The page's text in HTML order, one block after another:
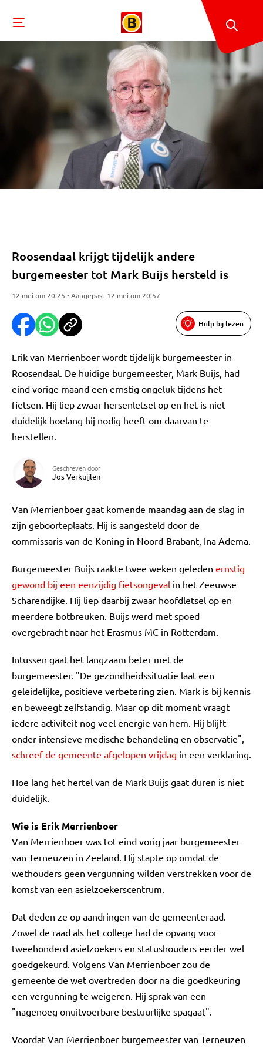
Roosendaal krijgt tijdelijk andere
burgemeester tot Mark Buijs hersteld is
12 mei om 20:25 • Aangepast 12 mei om 20:57
Hulp bij lezen
Erik van Merrienboer wordt tijdelijk burgemeester in
Roosendaal. De huidige burgemeester, Mark Buijs, had
eind vorige maand een ernstig ongeluk tijdens het
fietsen. Hij liep zwaar hersenletsel op en het is niet
duidelijk hoelang hij nodig heeft om daarvan te
herstellen.
Geschreven door
Jos Verkuijlen
Van Merrienboer gaat komende maandag aan de slag in
zijn geboorteplaats. Hij is aangesteld door de
commissaris van de Koning in Noord-Brabant, Ina Adema.
Burgemeester Buijs raakte twee weken geleden ernstig
gewond bij een eenzijdig fietsongeval in het Zeeuwse
Scharendijke. Hij liep daarbij zwaar hoofdletsel op en
meerdere botbreuken. Buijs werd met spoed
overgebracht naar het Erasmus MC in Rotterdam.
Intussen gaat het langzaam beter met de
burgemeester. "De gezondheidssituatie laat een
geleidelijke, positieve verbetering zien. Mark is bij kennis
en beweegt zelfstandig. Maar op dit moment vraagt
iedere activiteit nog veel energie van hem. Hij blijft
onder intensieve medische behandeling en observatie",
schreef de gemeente afgelopen vrijdag in een verklaring.
Hoe lang het hertel van de Mark Buijs gaat duren is niet
duidelijk.
Wie is Erik Merrienboer
Van Merrienboer was tot eind vorig jaar burgemeester
van Terneuzen in Zeeland. Hij stapte op omdat de
wethouders geen vergunning wilden verstrekken voor de
komst van een asielzoekerscentrum.
Dat deden ze op aandringen van de gemeenteraad.
Zowel de raad als het college had de opvang voor
tweehonderd asielzoekers en statushouders eerder wel
goedgekeurd. Volgens Van Merrienboer zou de
gemeente de wet overtreden door na die goedkeuring
een vergunning te weigeren. Hij sprak van een
"nagenoeg onuitvoerbare bestuurlijke spagaat".
Voordat Van Merrienboer burgemeester van Terneuzen